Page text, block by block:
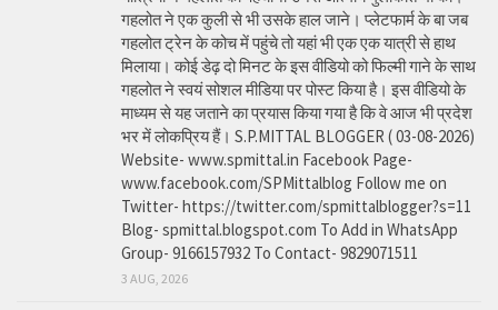
गहलोत ने एक कुली से भी उसके हाल जाने। प्लेटफार्म के बा जब
गहलोत ट्रेन के कोच में पहुंचे तो यहां भी एक एक यात्री से हाथ
मिलाया। कोई डेढ़ दो मिनट के इस वीडियो को फिल्मी गाने के साथ
गहलोत ने स्वयं सोशल मीडिया पर पोस्ट किया है। इस वीडियो के
माध्यम से यह जताने का प्रयास किया गया है कि वे आज भी प्रदेश
भर में लोकप्रिय हैं। S.P.MITTAL BLOGGER ( 03-08-2026)
Website- www.spmittal.in Facebook Page-
www.facebook.com/SPMittalblog Follow me on
Twitter- https://twitter.com/spmittalblogger?s=11
Blog- spmittal.blogspot.com To Add in WhatsApp
Group- 9166157932 To Contact- 9829071511
3 AUG, 2026